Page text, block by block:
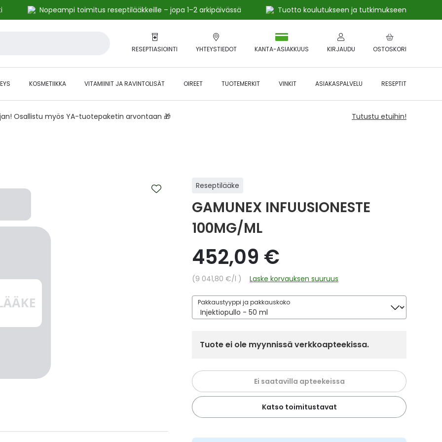
Nopeampi toimitus reseptilääkkeille – jopa 1–2 arkipäivässä
Tuotto koulutukseen ja tutkimukseen
RESEPTIASIOINTI YHTEYSTIEDOT OSTOSKORI
KANTA-ASIAKKUUS KIRJAUDU
KOSMETIIKKA VITAMIINIT JA RAVINTOLISÄT OIREET TUOTEMERKIT VINKIT ASIAKASPALVELU RESEPTIT
Osallistu myös YA-tuotepaketin arvontaan 🎁 Tutustu etuihin!
Reseptilääke
GAMUNEX INFUUSIONESTE
100MG/ML
452,09 €
Yksikköhinta
9 041,80 €/l Laske korvauksen suuruus
Pakkaustyyppi ja pakkauskoko
Tuote ei ole myynnissä verkkoapteekissa.
Ei saatavilla apteekeissa
Katso toimitustavat